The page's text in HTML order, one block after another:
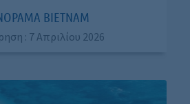
ΒΙΕΤΝΆΜ
: 7 Απριλίου 2026